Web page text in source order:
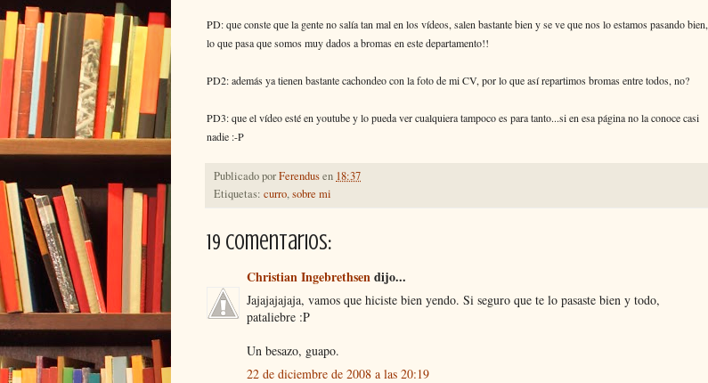
PD: que conste que la gente no salía tan mal en los vídeos, salen bastante bien y se ve que nos lo estamos pasando bien,
lo que pasa que somos muy dados a bromas en este departamento!!
PD2: además ya tienen bastante cachondeo con la foto de mi CV, por lo que así repartimos bromas entre todos, no?
PD3: que el vídeo esté en youtube y lo pueda ver cualquiera tampoco es para tanto...si en esa página no la conoce casi
nadie :-P
Publicado porFerendusen 18:37
Etiquetas: curro,sobre mi
19 comentarios:
Christian Ingebrethsendijo...
Jajajajajaja, vamos que hiciste bien yendo. Si seguro que te lo pasaste bien y todo,
pataliebre :P
Un besazo, guapo.
22 de diciembre de 2008 a las 20:19